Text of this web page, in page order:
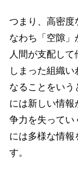
つまり、高密度
なわち「空隙」
人間が支配し
しまった組織
なることをいう
には新しい情報
争力を失ってい
には多様な情報
す。